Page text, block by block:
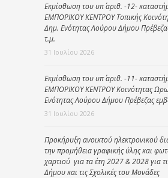
Εκμίσθωση του υπ΄ αριθ. -12-
ΕΜΠΟΡΙΚΟΥ ΚΕΝΤΡΟΥ Τοπικής
Δημ. Ενότητας Λούρου Δήμου
τ.μ.
31 Ιουλίου 2026
Εκμίσθωση του υπ΄ αριθ. -11-
ΕΜΠΟΡΙΚΟΥ ΚΕΝΤΡΟΥ Κοινότητας
Ενότητας Λούρου Δήμου Πρέβεζας
31 Ιουλίου 2026
Προκήρυξη ανοικτού ηλεκτρονικού
την προμήθεια γραφικής ύλης και
χαρτιού για τα έτη 2027 & 2028 για
Δήμου και τις Σχολικές του Μονάδες